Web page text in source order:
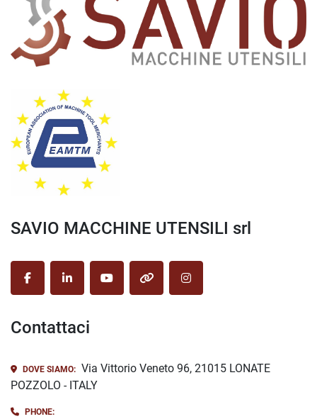
SAVIO MACCHINE UTENSILI srl
facebooklinkedinyoutubeother instagram
Contattaci
DOVE SIAMO: Via Vittorio Veneto 96, 21015 LONATE
POZZOLO - ITALY
PHONE: